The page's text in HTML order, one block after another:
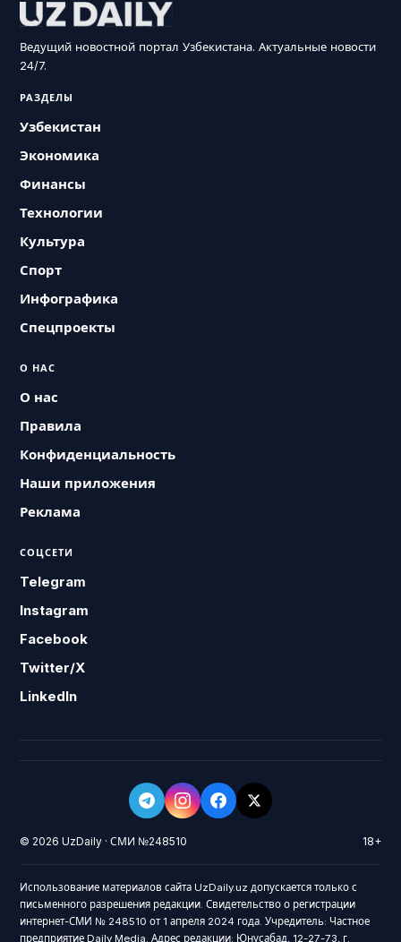
Ведущий новостной портал Узбекистана. Актуальные новости
24/7.
РАЗДЕЛЫ
Узбекистан
Экономика
Финансы
Технологии
Культура
Спорт
Инфографика
Спецпроекты
О НАС
О нас
Правила
Конфиденциальность
Наши приложения
Реклама
СОЦСЕТИ
Telegram
Instagram
Facebook
Twitter/X
LinkedIn
© 2026 UzDaily · СМИ №248510 18+
Использование материалов сайта UzDaily.uz допускается только с
письменного разрешения редакции. Свидетельство о регистрации
интернет-СМИ № 248510 от 1 апреля 2024 года. Учредитель: Частное
предприятие Daily Media. Адрес редакции: Юнусабад, 12-27-73, г.